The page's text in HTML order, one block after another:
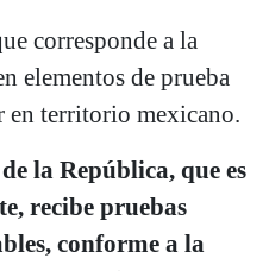
corresponde a la
elementos de prueba
en territorio mexicano.
la República, que es
recibe pruebas
conforme a la